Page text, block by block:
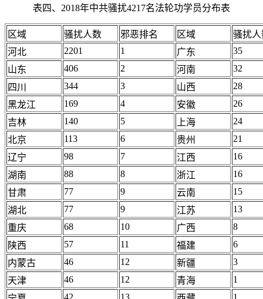
表四、2018年中共骚扰4217名法轮功学员分布表
区域 骚扰人数 邪恶排名 区域
骚扰人
河北
2201 1 广东
35
山东
406 2 河南
32
四川
344 3 山西
28
黑龙江
169 4 安徽
26
吉林
140 5 上海
24
北京
113 6 贵州
21
辽宁
98 7 江西
16
湖南
88 8 浙江
16
甘肃
77 9 云南
15
湖北
77 9 江苏
13
重庆
68 10 广西
8
陕西
57 11 福建
6
内蒙古
46 12 新疆
3
天津
46 12 青海
1
42 13 1